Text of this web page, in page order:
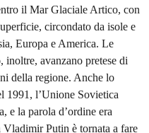
il Mar Glaciale Artico, con
circondato da isole e
Europa e America. Le
avanzano pretese di
della regione. Anche lo
1991, l’Unione Sovietica
e la parola d’ordine era
Vladimir Putin è tornata a fare